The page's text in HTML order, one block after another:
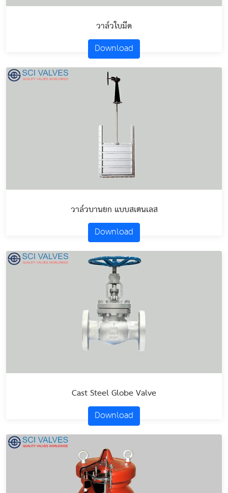
วาล์วใบมีด
Download
วาล์วบานยก แบบสเตนเลส
Download
Cast Steel Globe Valve
Download